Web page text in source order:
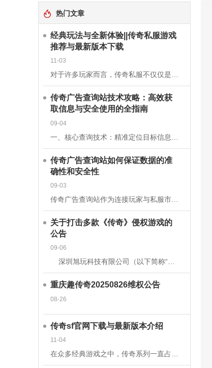
热门文章
经典玩法与全新体验||传奇私服游戏
推荐与最新版本下载
11-03
对于许多玩家而言，传奇私服不仅仅是一款游戏，更是一段青春的回忆。它继承了经典《传奇》的核心玩法，保留了战士、法师、道士三大职业的经典设定，同时在画面、操作和系统上进行了优化升级，让老玩家找回曾经的激情
传奇广告查询站技术攻略：高效获
取信息与安全使用的全指南
09-04
传奇广告查询站如何保证数据的准
确性和安全性
09-03
关于打击多款《传奇》侵权游戏的
公告
09-06
深圳旭玩科技有限公司（以下简称“我司”）依据相关转授权文件获得原始著作权人韩国亚拓士软件有限公司针对《LegendofMirII》（中文名：《传奇》）网
重庆趣传奇20250826维权公告
08-26
传奇sf官网下载与最新版本介绍
11-04